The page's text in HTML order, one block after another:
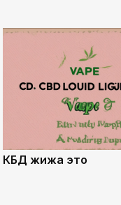
КБД жижа это